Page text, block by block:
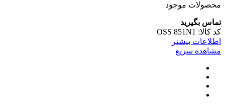
محصولات موجود
تماس بگیرید
کد کالا: OSS 851N1
اطلاعات بیشتر
مشاهده سریع